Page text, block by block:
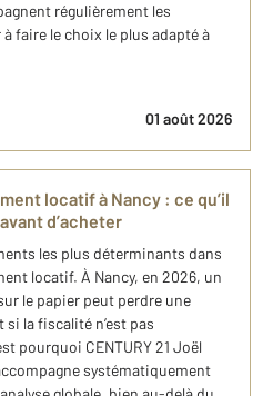
régulièrement les
faire le choix le plus adapté à
01 août 2026
locatif à Nancy : ce qu’il
d’acheter
les plus déterminants dans
locatif. À Nancy, en 2026, un
le papier peut perdre une
la fiscalité n’est pas
pourquoi CENTURY 21 Joël
systématiquement